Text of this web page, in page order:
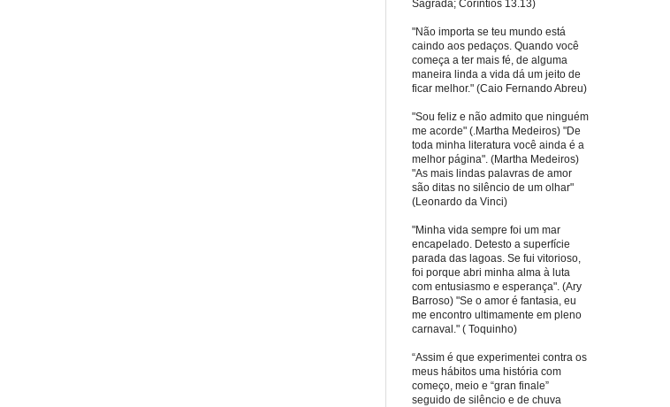
Sagrada; Coríntios 13.13)
"Não importa se teu mundo está
caindo aos pedaços. Quando você
começa a ter mais fé, de alguma
maneira linda a vida dá um jeito de
ficar melhor." (Caio Fernando Abreu)
"Sou feliz e não admito que ninguém
me acorde" (.Martha Medeiros) "De
toda minha literatura você ainda é a
melhor página". (Martha Medeiros)
"As mais lindas palavras de amor
são ditas no silêncio de um olhar"
(Leonardo da Vinci)
"Minha vida sempre foi um mar
encapelado. Detesto a superfície
parada das lagoas. Se fui vitorioso,
foi porque abri minha alma à luta
com entusiasmo e esperança". (Ary
Barroso) "Se o amor é fantasia, eu
me encontro ultimamente em pleno
carnaval." ( Toquinho)
“Assim é que experimentei contra os
meus hábitos uma história com
começo, meio e “gran finale”
seguido de silêncio e de chuva